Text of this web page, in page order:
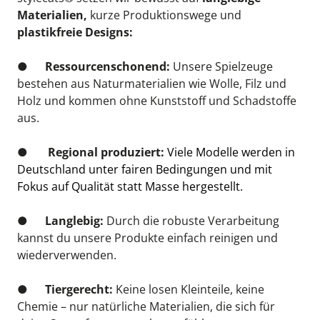
Düfte oder unterschiedliche Oberflächenstrukturen.
Materialien, kurze Produktionswege und
plastikfreie Designs:
● Ressourcenschonend: Unsere Spielzeuge
bestehen aus Naturmaterialien wie Wolle, Filz und
Holz und kommen ohne Kunststoff und Schadstoffe
aus.
● Regional produziert: Viele Modelle werden in
Deutschland unter fairen Bedingungen und mit
Fokus auf Qualität statt Masse hergestellt.
● Langlebig: Durch die robuste Verarbeitung
kannst du unsere Produkte einfach reinigen und
wiederverwenden.
● Tiergerecht: Keine losen Kleinteile, keine
Chemie – nur natürliche Materialien, die sich für